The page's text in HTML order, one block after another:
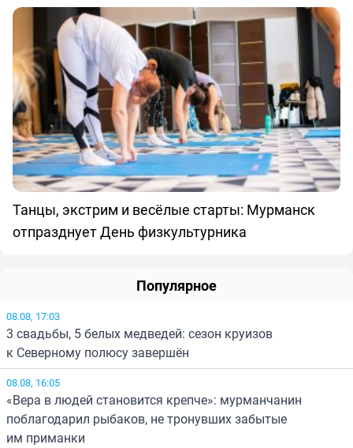
Танцы, экстрим и весёлые старты: Мурманск
отпразднует День физкультурника
Популярное
08.08, 17:03
3 свадьбы, 5 белых медведей: сезон круизов
к Северному полюсу завершён
08.08, 16:05
«Вера в людей становится крепче»: мурманчанин
поблагодарил рыбаков, не тронувших забытые
им приманки